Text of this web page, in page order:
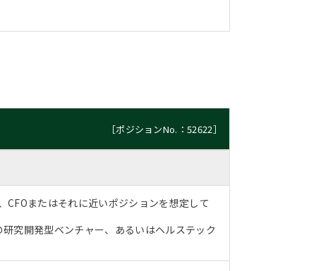
［ポジションNo.：52622］
CFOまたはそれに近いポジションを想定して
究開発型ベンチャー、あるいはヘルステック